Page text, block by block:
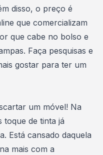
disso, o preço é
que comercializam
que cabe no bolso e
Faça pesquisas e
gostar para ter um
um móvel! Na
toque de tinta já
Está cansado daquela
mais com a